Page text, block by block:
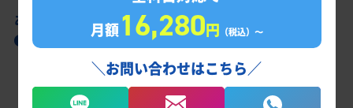
あなただけの学習計画だから成果が出る！
姫路西高校合格に向けた受験対策カリキュラ
月額16,280円 （税込）〜
＼お問い合わせはこちら／